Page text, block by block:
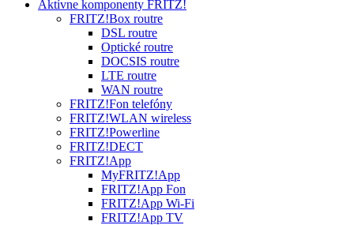
Aktívne komponenty FRITZ!
FRITZ!Box routre
DSL routre
Optické routre
DOCSIS routre
LTE routre
WAN routre
FRITZ!Fon telefóny
FRITZ!WLAN wireless
FRITZ!Powerline
FRITZ!DECT
FRITZ!App
MyFRITZ!App
FRITZ!App Fon
FRITZ!App Wi-Fi
FRITZ!App TV